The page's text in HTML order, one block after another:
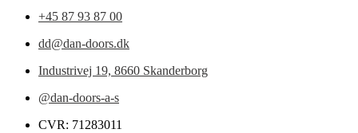
+45 87 93 87 00
dd@dan-doors.dk
Industrivej 19, 8660 Skanderborg
@dan-doors-a-s
CVR: 71283011